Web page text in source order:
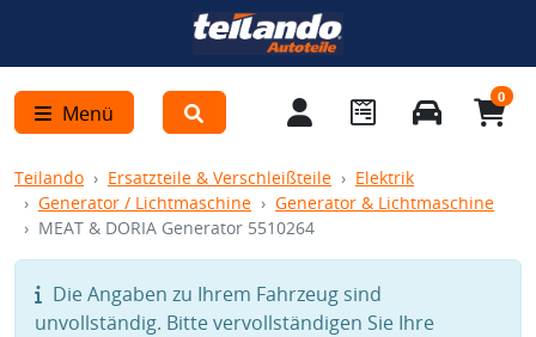
Menü
0
Teilando Ersatzteile & Verschleißteile
Elektrik
Generator / Lichtmaschine
Generator & Lichtmaschine
MEAT & DORIA Generator 5510264
Die Angaben zu Ihrem Fahrzeug sind
unvollständig. Bitte vervollständigen Sie Ihre